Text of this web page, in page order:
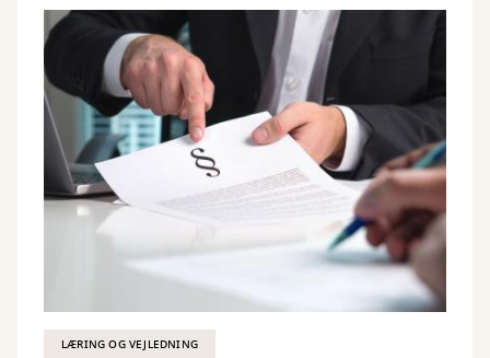
LÆRING OG VEJLEDNING